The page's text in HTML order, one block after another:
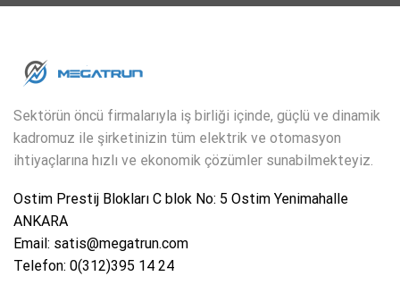
Sektörün öncü firmalarıyla iş birliği içinde, güçlü ve dinamik
kadromuz ile şirketinizin tüm elektrik ve otomasyon
ihtiyaçlarına hızlı ve ekonomik çözümler sunabilmekteyiz.
Ostim Prestij Blokları C blok No: 5 Ostim Yenimahalle
ANKARA
Email: satis@megatrun.com
Telefon: 0(312)395 14 24